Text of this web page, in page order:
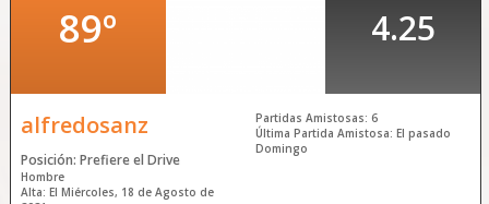
89º 4.25
alfredosanz
Posición: Prefiere el Drive
Hombre
Alta: El Miércoles, 18 de Agosto de
Partidas Amistosas: 6
Última Partida Amistosa: El pasado
Domingo